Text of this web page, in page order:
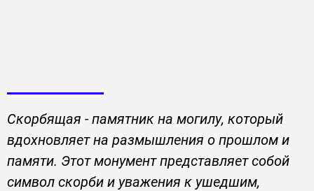
Скорбящая - памятник на могилу, который
вдохновляет на размышления о прошлом и
памяти. Этот монумент представляет собой
символ скорби и уважения к ушедшим,